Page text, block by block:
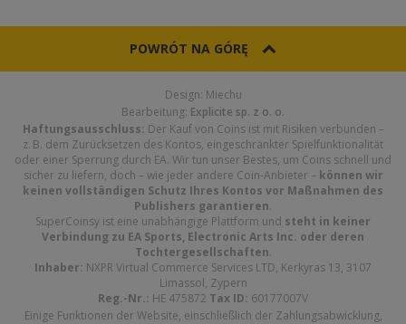
POWRÓT NA GÓRĘ
Design: Miechu
Bearbeitung: Explicite sp. z o. o.
Haftungsausschluss: Der Kauf von Coins ist mit Risiken verbunden –
z. B. dem Zurücksetzen des Kontos, eingeschränkter Spielfunktionalität
oder einer Sperrung durch EA. Wir tun unser Bestes, um Coins schnell und
sicher zu liefern, doch – wie jeder andere Coin-Anbieter – können wir
keinen vollständigen Schutz Ihres Kontos vor Maßnahmen des
Publishers garantieren.
SuperCoinsy ist eine unabhängige Plattform und steht in keiner
Verbindung zu EA Sports, Electronic Arts Inc. oder deren
Tochtergesellschaften.
Inhaber: NXPR Virtual Commerce Services LTD, Kerkyras 13, 3107
Limassol, Zypern
Reg.-Nr.: HE 475872 Tax ID: 60177007V
Einige Funktionen der Website, einschließlich der Zahlungsabwicklung,